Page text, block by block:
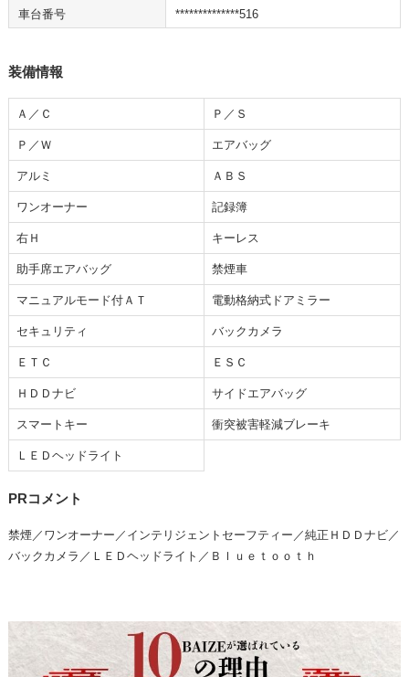
車台番号 **************516
装備情報
Ａ／Ｃ Ｐ／Ｓ
Ｐ／Ｗ エアバッグ
アルミ ＡＢＳ
ワンオーナー 記録簿
右Ｈ キーレス
助手席エアバッグ 禁煙車
マニュアルモード付ＡＴ 電動格納式ドアミラー
セキュリティ バックカメラ
ＥＴＣ ＥＳＣ
ＨＤＤナビ サイドエアバッグ
スマートキー 衝突被害軽減ブレーキ
ＬＥＤヘッドライト
PRコメント
禁煙／ワンオーナー／インテリジェントセーフティー／純正ＨＤＤナビ／
バックカメラ／ＬＥＤヘッドライト／Ｂｌｕｅｔｏｏｔｈ